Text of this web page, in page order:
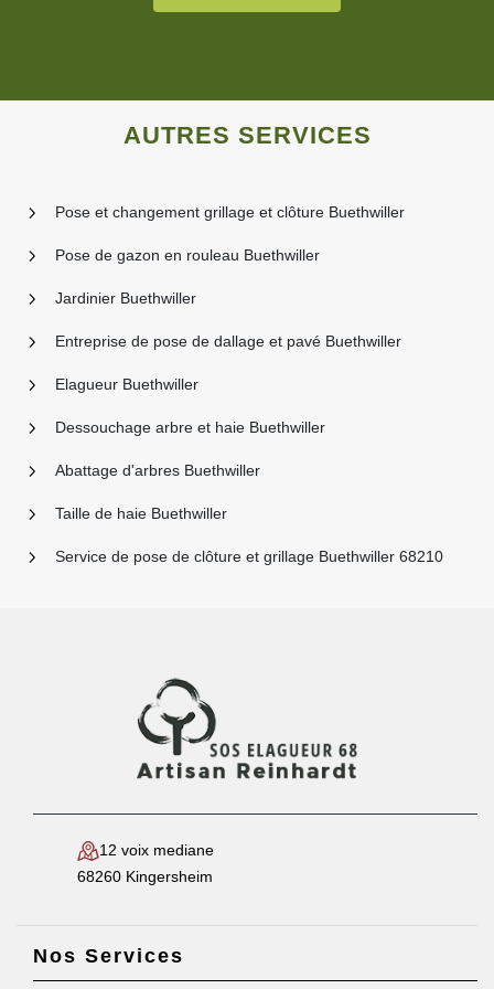
AUTRES SERVICES
Pose et changement grillage et clôture Buethwiller
Pose de gazon en rouleau Buethwiller
Jardinier Buethwiller
Entreprise de pose de dallage et pavé Buethwiller
Elagueur Buethwiller
Dessouchage arbre et haie Buethwiller
Abattage d'arbres Buethwiller
Taille de haie Buethwiller
Service de pose de clôture et grillage Buethwiller 68210
12 voix mediane
68260 Kingersheim
Nos Services